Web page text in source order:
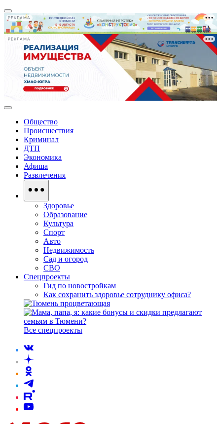
РЕКЛАМА
РЕКЛАМА
Общество
Происшествия
Криминал
ДТП
Экономика
Афиша
Развлечения
Здоровье
Образование
Культура
Спорт
Авто
Недвижимость
Сад и огород
СВО
Спецпроекты
Гид по новостройкам
Как сохранить здоровье сотруднику офиса?
Все спецпроекты